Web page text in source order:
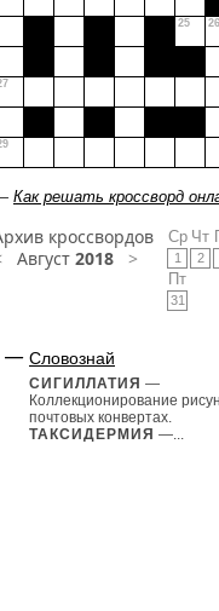
25 26
Как решать кроссворд
кроссвордов
Август 2018 >
Ср
1
Чт
2
Пт
31
Словознай
СИГИЛЛАТИЯ —
Коллекционирование
почтовых конвертах.
ТАКСИДЕРМИЯ —...